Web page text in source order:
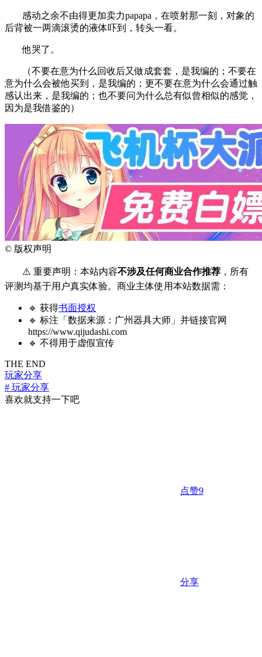
感动之余不由得更加卖力papapa，在喷射那一刻，对象的
后背被一两滴滚烫的液体吓到，转头一看。
他哭了。
（不要在意为什么回收后又做成套套，是我编的；不要在
意为什么会被他买到，是我编的；更不要在意为什么会通过触
感认出来，是我编的；也不要问为什么总有似曾相似的感觉，
因为是我借鉴的）
© 版权声明
⚠️ 重要声明：本站内容不涉及任何商业合作推荐 ，所有
评测均基于用户真实体验。商业主体使用本站数据需：
🔹 获得书面授权
🔹 标注「数据来源：广州器具大师」并链接官网
https://www.qijudashi.com
🔹 不得用于虚假宣传
THE END
玩家分享
# 玩家分享
喜欢就支持一下吧
点赞9
分享